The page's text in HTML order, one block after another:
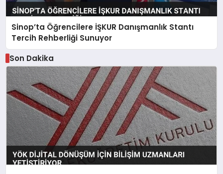
Sinop’ta Öğrencilere İŞKUR Danışmanlık Stantı
Tercih Rehberliği Sunuyor
Son Dakika